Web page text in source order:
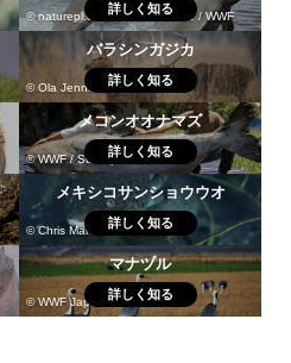
© naturepl.com / Roland Seitre / WWF
詳しく知る
© Ola Jennersten
バラシンガジカ
詳しく知る
© WWF / Suthep Kritsanavarin
メコンオオナマズ
詳しく知る
© Chris Martin Bahr / WWF
メキシコサンショウウオ
詳しく知る
© WWF Japan
マナヅル
詳しく知る